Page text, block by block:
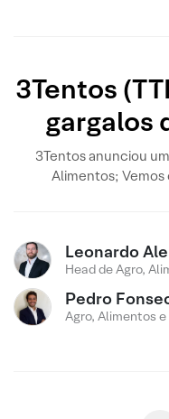
3Tentos
gargalos
3Tentos anunciou
Alimentos;
Leonardo
Head de Agro,
Pedro
Agro, Alimentos e